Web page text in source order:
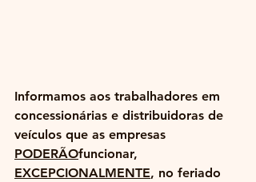
Informamos aos trabalhadores em
concessionárias e distribuidoras de
veículos que as empresas
PODERÃOfuncionar,
EXCEPCIONALMENTE, no feriado